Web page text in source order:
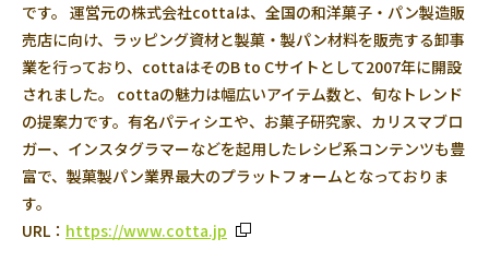
です。 運営元の株式会社cottaは、全国の和洋菓子・パン製造販
売店に向け、ラッピング資材と製菓・製パン材料を販売する卸事
業を行っており、cottaはそのB to Cサイトとして2007年に開設
されました。 cottaの魅力は幅広いアイテム数と、旬なトレンド
の提案力です。有名パティシエや、お菓子研究家、カリスマブロ
ガー、インスタグラマーなどを起用したレシピ系コンテンツも豊
富で、製菓製パン業界最大のプラットフォームとなっておりま
す。
URL： https://www.cotta.jp